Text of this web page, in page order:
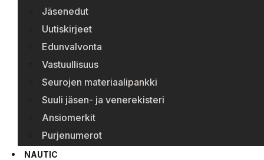
Jäsenedut
Uutiskirjeet
Edunvalvonta
Vastuullisuus
Seurojen materiaalipankki
Suuli jäsen- ja venerekisteri
Ansiomerkit
Purjenumerot
NAUTIC